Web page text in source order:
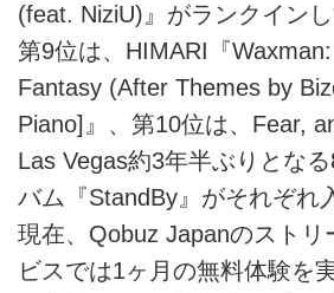
(feat. NiziU)』がランクインし
第9位は、HIMARI『
Fantasy (After Themes by
Piano]』、第10位は、Fear,
Las Vegas約3年半ぶりとな
バム『StandBy』がそれぞれ
現在、Qobuz Japanのストリ
ビスでは1ヶ月の無料体験を